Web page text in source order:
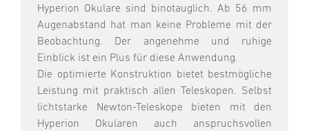
Hyperion Okulare sind binotauglich. Ab 56 mm
Augenabstand hat man keine Probleme mit der
Beobachtung. Der angenehme und ruhige
Einblick ist ein Plus für diese Anwendung.
Die optimierte Konstruktion bietet bestmögliche
Leistung mit praktisch allen Teleskopen. Selbst
lichtstarke Newton-Teleskope bieten mit den
Hyperion Okularen auch anspruchsvollen